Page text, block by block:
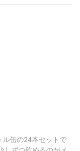
ル缶の24本セットで